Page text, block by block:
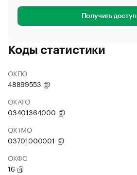
Получить доступ
Коды статистики
ОКПО
48899553
ОКАТО
03401364000
ОКТМО
03701000001
ОКФС
16